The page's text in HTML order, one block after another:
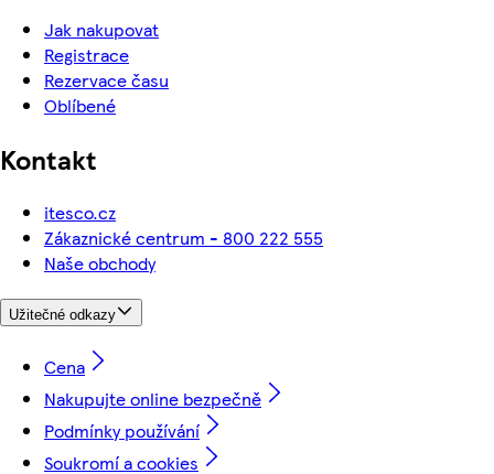
Jak nakupovat
Registrace
Rezervace času
Oblíbené
Kontakt
itesco.cz
Zákaznické centrum - 800 222 555
Naše obchody
Užitečné odkazy
Cena
Nakupujte online bezpečně
Podmínky používání
Soukromí a cookies